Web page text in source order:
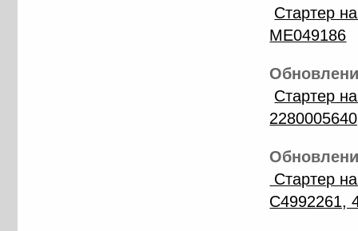
Стартер
ME049186
Стартер
Стартер
C4992261,